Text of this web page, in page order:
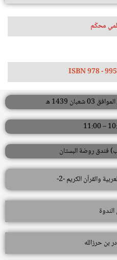
محكّم
ISBN 978 -
فندق روضة البستان
بن حرزالله